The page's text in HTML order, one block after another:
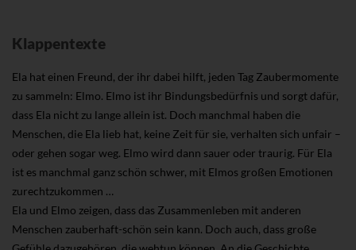
Klappentexte
Ela hat einen Freund, der ihr dabei hilft, jeden Tag Zaubermomente
zu sammeln: Elmo. Elmo ist ihr Bindungsbedürfnis und sorgt dafür,
dass Ela nicht zu lange allein ist. Doch manchmal haben die
Menschen, die Ela lieb hat, keine Zeit für sie, verhalten sich unfair –
oder gehen sogar weg. Elmo wird dann sauer oder traurig. Für Ela
ist es manchmal ganz schön schwer, mit Elmos großen Emotionen
zurechtzukommen …
Ela und Elmo zeigen, dass das Zusammenleben mit anderen
Menschen zauberhaft-schön sein kann. Doch auch, dass große